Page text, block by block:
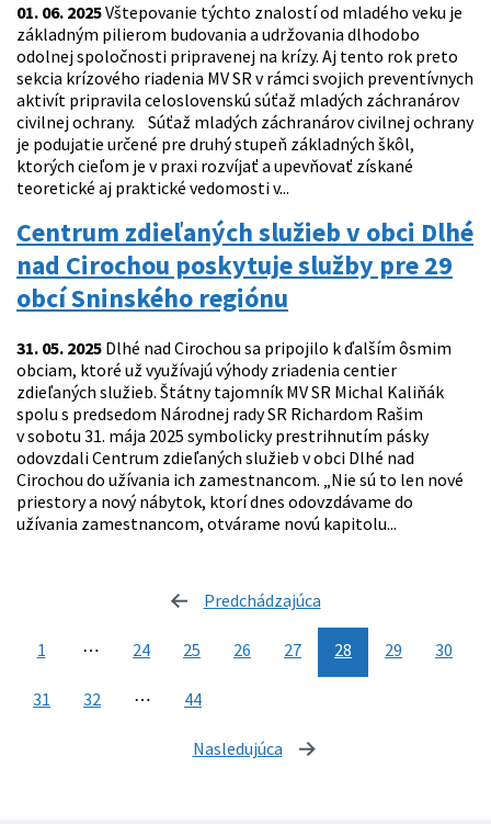
01. 06. 2025Vštepovanie týchto znalostí od mladého veku je
základným pilierom budovania a udržovania dlhodobo
odolnej spoločnosti pripravenej na krízy. Aj tento rok preto
sekcia krízového riadenia MV SR v rámci svojich preventívnych
aktivít pripravila celoslovenskú súťaž mladých záchranárov
civilnej ochrany. Súťaž mladých záchranárov civilnej ochrany
je podujatie určené pre druhý stupeň základných škôl,
ktorých cieľom je v praxi rozvíjať a upevňovať získané
teoretické aj praktické vedomosti v...
Centrum zdieľaných služieb v obci Dlhé
nad Cirochou poskytuje služby pre 29
obcí Sninského regiónu
31. 05. 2025 Dlhé nad Cirochou sa pripojilo k ďalším ôsmim
obciam, ktoré už využívajú výhody zriadenia centier
zdieľaných služieb. Štátny tajomník MV SR Michal Kaliňák
spolu s predsedom Národnej rady SR Richardom Rašim
v sobotu 31. mája 2025 symbolicky prestrihnutím pásky
odovzdali Centrum zdieľaných služieb v obci Dlhé nad
Cirochou do užívania ich zamestnancom. „Nie sú to len nové
priestory a nový nábytok, ktorí dnes odovzdávame do
užívania zamestnancom, otvárame novú kapitolu...
Predchádzajúca
1 ⋯ 24 25 26 27 28 29 30
31 32 ⋯ 44
Nasledujúca stránka